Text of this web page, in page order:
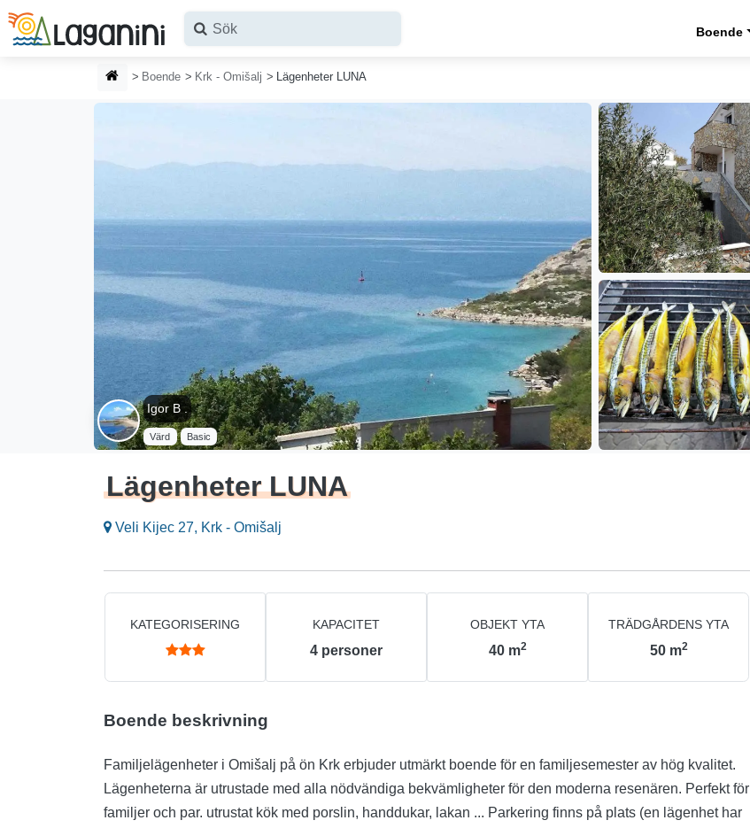
Hoppa till huvudinnehållet
Boende
HEMSIDA
Boende Krk - Omišalj Lägenheter LUNA
Igor B .
Värd Basic
Lägenheter LUNA
Veli Kijec 27, Krk - Omišalj
KATEGORISERING KAPACITET
4 personer
OBJEKT YTA
40 m2
TRÄDGÅRDENS YTA
50 m2
Boende beskrivning
Familjelägenheter i Omišalj på ön Krk erbjuder utmärkt boende för en familjesemester av hög kvalitet.
Lägenheterna är utrustade med alla nödvändiga bekvämligheter för den moderna resenären. Perfekt för
familjer och par. utrustat kök med porslin, handdukar, lakan ... Parkering finns på plats (en lägenhet har